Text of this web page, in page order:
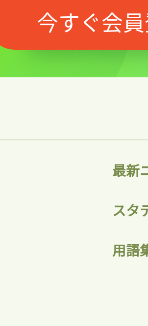
記事をお気に入りに
ログインが必
会員登録
今すぐ会
最新
スタ
用語